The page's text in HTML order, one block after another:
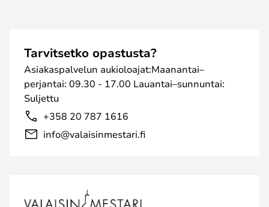
Tarvitsetko opastusta?
Asiakaspalvelun aukioloajat:Maanantai–
perjantai: 09.30 - 17.00 Lauantai–sunnuntai:
Suljettu
+358 20 787 1616
info@valaisinmestari.fi